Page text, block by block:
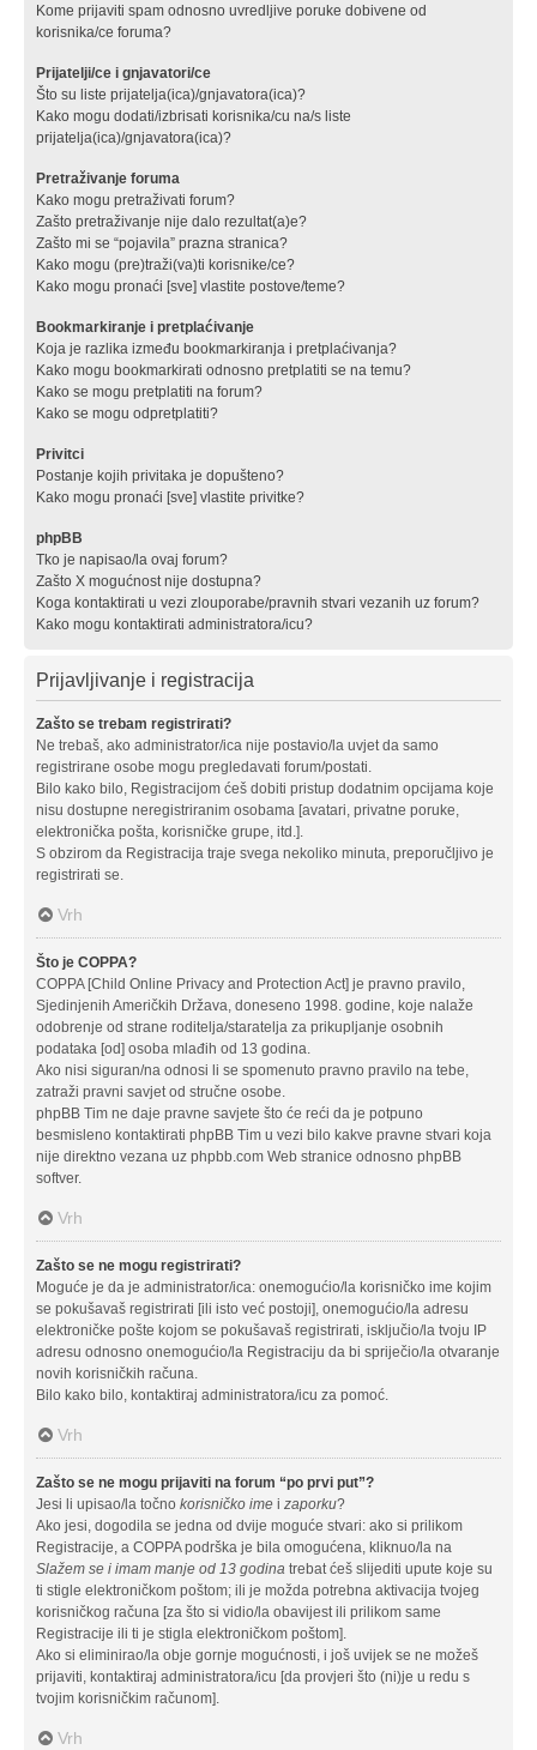
Kome prijaviti spam odnosno uvredljive poruke dobivene od
korisnika/ce foruma?
Prijatelji/ce i gnjavatori/ce
Što su liste prijatelja(ica)/gnjavatora(ica)?
Kako mogu dodati/izbrisati korisnika/cu na/s liste
prijatelja(ica)/gnjavatora(ica)?
Pretraživanje foruma
Kako mogu pretraživati forum?
Zašto pretraživanje nije dalo rezultat(a)e?
Zašto mi se “pojavila” prazna stranica?
Kako mogu (pre)traži(va)ti korisnike/ce?
Kako mogu pronaći [sve] vlastite postove/teme?
Bookmarkiranje i pretplaćivanje
Koja je razlika između bookmarkiranja i pretplaćivanja?
Kako mogu bookmarkirati odnosno pretplatiti se na temu?
Kako se mogu pretplatiti na forum?
Kako se mogu odpretplatiti?
Privitci
Postanje kojih privitaka je dopušteno?
Kako mogu pronaći [sve] vlastite privitke?
phpBB
Tko je napisao/la ovaj forum?
Zašto X mogućnost nije dostupna?
Koga kontaktirati u vezi zlouporabe/pravnih stvari vezanih uz forum?
Kako mogu kontaktirati administratora/icu?
Prijavljivanje i registracija
Zašto se trebam registrirati?
Ne trebaš, ako administrator/ica nije postavio/la uvjet da samo
registrirane osobe mogu pregledavati forum/postati.
Bilo kako bilo, Registracijom ćeš dobiti pristup dodatnim opcijama koje
nisu dostupne neregistriranim osobama [avatari, privatne poruke,
elektronička pošta, korisničke grupe, itd.].
S obzirom da Registracija traje svega nekoliko minuta, preporučljivo je
registrirati se.
Vrh
Što je COPPA?
COPPA [Child Online Privacy and Protection Act] je pravno pravilo,
Sjedinjenih Američkih Država, doneseno 1998. godine, koje nalaže
odobrenje od strane roditelja/staratelja za prikupljanje osobnih
podataka [od] osoba mlađih od 13 godina.
Ako nisi siguran/na odnosi li se spomenuto pravno pravilo na tebe,
zatraži pravni savjet od stručne osobe.
phpBB Tim ne daje pravne savjete što će reći da je potpuno
besmisleno kontaktirati phpBB Tim u vezi bilo kakve pravne stvari koja
nije direktno vezana uz phpbb.com Web stranice odnosno phpBB
softver.
Vrh
Zašto se ne mogu registrirati?
Moguće je da je administrator/ica: onemogućio/la korisničko ime kojim
se pokušavaš registrirati [ili isto već postoji], onemogućio/la adresu
elektroničke pošte kojom se pokušavaš registrirati, isključio/la tvoju IP
adresu odnosno onemogućio/la Registraciju da bi spriječio/la otvaranje
novih korisničkih računa.
Bilo kako bilo, kontaktiraj administratora/icu za pomoć.
Vrh
Zašto se ne mogu prijaviti na forum “po prvi put”?
Jesi li upisao/la točno korisničko ime i zaporku?
Ako jesi, dogodila se jedna od dvije moguće stvari: ako si prilikom
Registracije, a COPPA podrška je bila omogućena, kliknuo/la na
Slažem se i imam manje od 13 godina trebat ćeš slijediti upute koje su
ti stigle elektroničkom poštom; ili je možda potrebna aktivacija tvojeg
korisničkog računa [za što si vidio/la obavijest ili prilikom same
Registracije ili ti je stigla elektroničkom poštom].
Ako si eliminirao/la obje gornje mogućnosti, i još uvijek se ne možeš
prijaviti, kontaktiraj administratora/icu [da provjeri što (ni)je u redu s
tvojim korisničkim računom].
Vrh